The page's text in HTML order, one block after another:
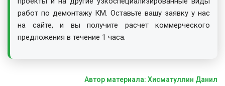
работ по демонтажу КМ. Оставьте вашу заявку у нас
на сайте, и вы получите расчет коммерческого
предложения в течение 1 часа.
Автор материала: Хисматуллин Данил